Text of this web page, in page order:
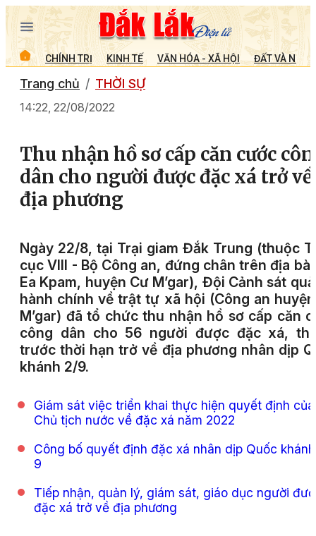
CHÍNH TRỊ KINH TẾ VĂN HÓA - XÃ HỘI ĐẤT VÀ
Trang chủ THỜI SỰ
14:22, 22/08/2022
Thu nhận hồ sơ cấp căn cước
dân cho người được đặc xá trở về
địa phương
Ngày 22/8, tại Trại giam Đắk Trung (thuộc
cục VIII - Bộ Công an, đứng chân trên địa
Ea Kpam, huyện Cư M’gar), Đội Cảnh sát
hành chính về trật tự xã hội (Công an
M’gar) đã tổ chức thu nhận hồ sơ cấp căn
công dân cho 56 người được đặc xá,
trước thời hạn trở về địa phương nhân dịp
khánh 2/9.
Giám sát việc triển khai thực hiện quyết định của
Chủ tịch nước về đặc xá năm 2022
Công bố quyết định đặc xá nhân dịp Quốc
9
Tiếp nhận, quản lý, giám sát, giáo dục người
đặc xá trở về địa phương